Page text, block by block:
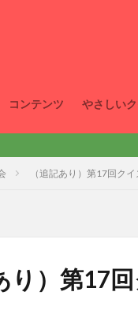
コンテンツ やさしい
（追記あり）第17回ク
り）第17